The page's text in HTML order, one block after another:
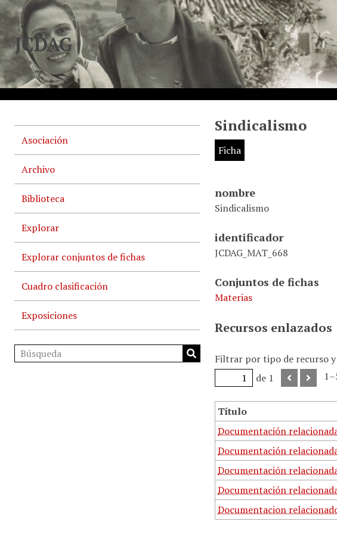
JCDAG
Asociación
Archivo
Biblioteca
Explorar
Explorar conjuntos de fichas
Cuadro clasificación
Exposiciones
Sindicalismo
Ficha
nombre
Sindicalismo
identificador
JCDAG_MAT_668
Conjuntos de fichas
Materias
Recursos enlazados
Filtrar por tipo de recurso
de 1
Título
Documentación
Documentación
Documentación
Documentación
Documentacion